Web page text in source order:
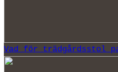
Vad för trädgårdsstol